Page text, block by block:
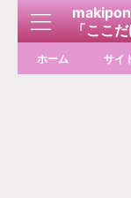
「ここ
ホーム サイ